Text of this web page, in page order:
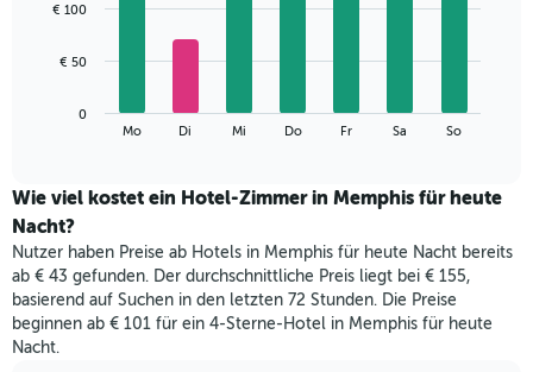
X-
die
Monate
hat
1
Y-
Achse,
die
den
durchschnittlichen
Zimmerpreis
with
bars.
folgende
den
durchschnittlichen
Preis
eines
Zimmers
für
den
jeweiligen
Mo Di Mi Do Fr Sa So
0
€ 50
€ 100
Wie viel kostet ein Hotel-Zimmer in Memphis für heute
Nacht?
Nutzer haben Preise ab Hotels in Memphis für heute Nacht bereits
ab € 43 gefunden. Der durchschnittliche Preis liegt bei € 155,
basierend auf Suchen in den letzten 72 Stunden. Die Preise
beginnen ab € 101 für ein 4-Sterne-Hotel in Memphis für heute
Nacht.